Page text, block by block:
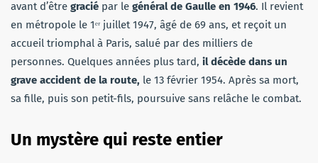
avant d’être gracié par le général de Gaulle en 1946. Il revient
en métropole le 1ᵉʳ juillet 1947, âgé de 69 ans, et reçoit un
accueil triomphal à Paris, salué par des milliers de
personnes. Quelques années plus tard, il décède dans un
grave accident de la route, le 13 février 1954. Après sa mort,
sa fille, puis son petit-fils, poursuive sans relâche le combat.
Un mystère qui reste entier